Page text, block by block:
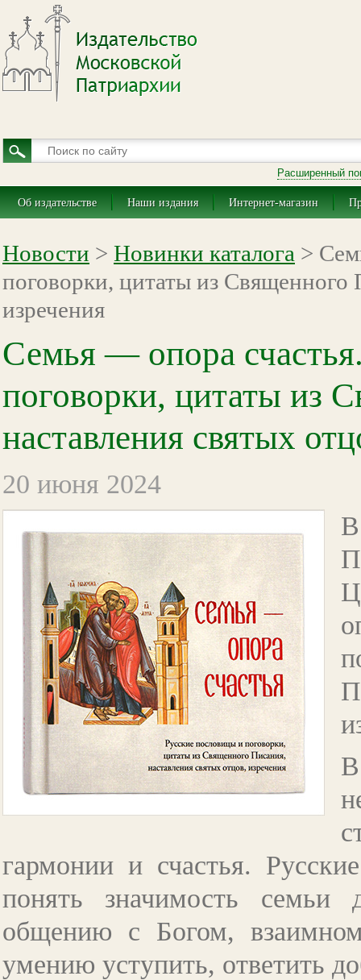
Расширенный
Об издательстве Наши издания Интернет-магазин
Новости > Новинки каталога >
поговорки, цитаты из Священного
изречения
Семья — опора
поговорки, цитаты из
наставления святых
20 июня 2024
гармонии и счастья.
понять значимость семьи
общению с Богом,
умению уступить, ответить